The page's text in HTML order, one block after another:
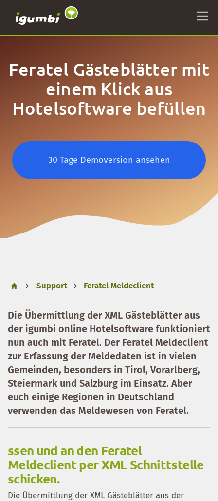
Feratel Gästeblätter mit
einem Klick aus
Hotelsoftware befüllen
30 Tage Demoversion ansehen
Support Feratel Meldeclient
Die Übermittlung der XML Gästeblätter aus
der igumbi online Hotelsoftware funktioniert
nun auch mit Feratel. Der Feratel Meldeclient
zur Erfassung der Meldedaten ist in vielen
Gemeinden, besonders in Tirol, Vorarlberg,
Steiermark und Salzburg im Einsatz. Aber
euch einige Regionen in Deutschland
verwenden das Meldewesen von Feratel.
ssen und an den Feratel
Meldeclient per XML Schnittstelle
schicken.
Die Übermittlung der XML Gästeblätter aus der